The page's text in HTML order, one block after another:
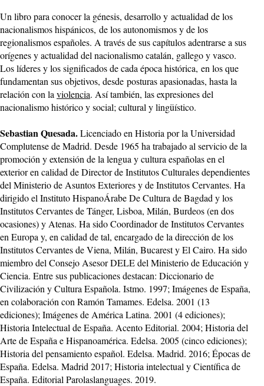
Un libro para conocer la génesis, desarrollo y actualidad de los
nacionalismos hispánicos, de los autonomismos y de los
regionalismos españoles. A través de sus capítulos adentrarse a sus
orígenes y actualidad del nacionalismo catalán, gallego y vasco.
Los líderes y los significados de cada época histórica, en los que
fundamentan sus objetivos, desde posturas apasionadas, hasta la
relación con laviolencia. Así también, las expresiones del
nacionalismo histórico y social; cultural y lingüístico.
Sebastian Quesada.Licenciado en Historia por la Universidad
Complutense de Madrid. Desde 1965 ha trabajado al servicio de la
promoción y extensión de la lengua y cultura españolas en el
exterior en calidad de Director de Institutos Culturales dependientes
del Ministerio de Asuntos Exteriores y de Institutos Cervantes. Ha
dirigido el Instituto HispanoÁrabe De Cultura de Bagdad y los
Institutos Cervantes de Tánger, Lisboa, Milán, Burdeos (en dos
ocasiones) y Atenas. Ha sido Coordinador de Institutos Cervantes
en Europa y, en calidad de tal, encargado de la dirección de los
Institutos Cervantes de Viena, Milán, Bucarest y El Cairo. Ha sido
miembro del Consejo Asesor DELE del Ministerio de Educación y
Ciencia. Entre sus publicaciones destacan: Diccionario de
Civilización y Cultura Española. Istmo. 1997; Imágenes de España,
en colaboración con Ramón Tamames. Edelsa. 2001 (13
ediciones); Imágenes de América Latina. 2001 (4 ediciones);
Historia Intelectual de España. Acento Editorial. 2004; Historia del
Arte de España e Hispanoamérica. Edelsa. 2005 (cinco ediciones);
Historia del pensamiento español. Edelsa. Madrid. 2016; Épocas de
España. Edelsa. Madrid 2017; Historia intelectual y Científica de
España. Editorial Parolaslanguages. 2019.